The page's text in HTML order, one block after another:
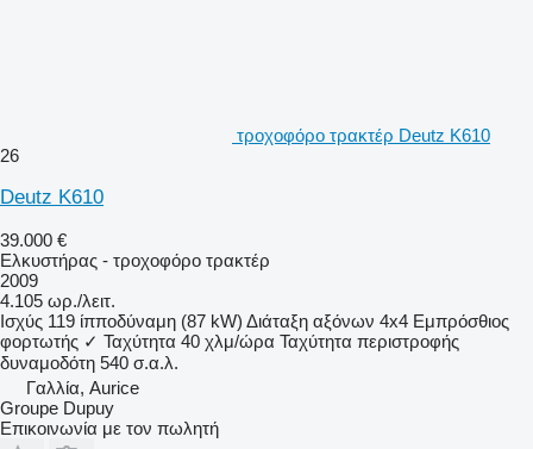
τροχοφόρο τρακτέρ Deutz K610
26
Deutz K610
39.000 €
Ελκυστήρας - τροχοφόρο τρακτέρ
2009
4.105 ωρ./λειτ.
Ισχύς 119 ίπποδύναμη (87 kW) Διάταξη αξόνων 4x4 Εμπρόσθιος
φορτωτής ✓ Ταχύτητα 40 χλμ/ώρα Ταχύτητα περιστροφής
δυναμοδότη 540 σ.α.λ.
Γαλλία, Aurice
Groupe Dupuy
Επικοινωνία με τον πωλητή